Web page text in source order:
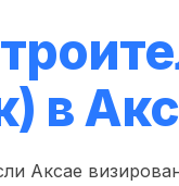
в
Аксае